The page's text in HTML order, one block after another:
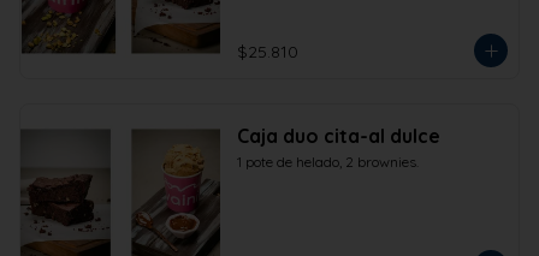
$25.810
Caja duo cita-al dulce
1 pote de helado, 2 brownies.